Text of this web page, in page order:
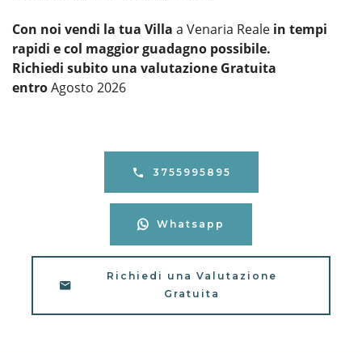
Con noi vendi la tua Villa a Venaria Reale in tempi
rapidi e col maggior guadagno possibile.
Richiedi subito una valutazione Gratuita
entroAgosto 2026
3755995895
Whatsapp
Richiedi una Valutazione
Gratuita